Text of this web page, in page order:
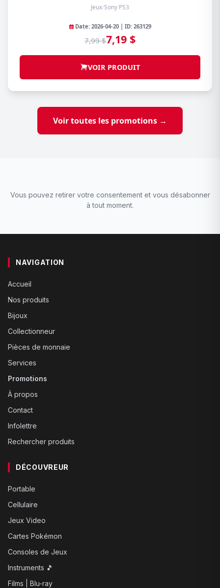
Jeux/Sony PS3
Date: 2026-04-20 | ID: 263129
7,99 $7,19 $
VOIR PRODUIT
Voir toutes les promotions →
Vous pouvez retirer votre consentement et vous désabonner
à tout moment.
NAVIGATION
Accueil
Nos produits
Bijoux
Collectionneur
Pièces de monnaie
Services
Promotions
À propos
Contact
Infolettre
Rechercher produits
DÉCOUVREUR
Portable
Cellulaire
Jeux Video
Cartes Pokémon
Consoles de Jeux
Instruments 🎵
Films | Blu-ray